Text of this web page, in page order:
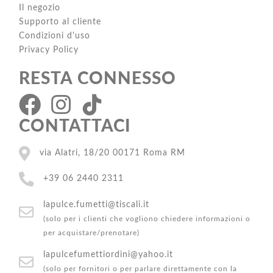
Il negozio
Supporto al cliente
Condizioni d'uso
Privacy Policy
RESTA CONNESSO
CONTATTACI
via Alatri, 18/20 00171 Roma RM
+39 06 2440 2311
lapulce.fumetti@tiscali.it
(solo per i clienti che vogliono chiedere informazioni o
per acquistare/prenotare)
lapulcefumettiordini@yahoo.it
(solo per fornitori o per parlare direttamente con la